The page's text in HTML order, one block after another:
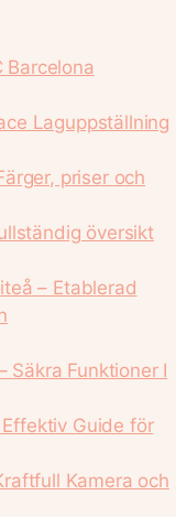
Barcelona
Laguppställning
priser och
översikt
– Etablerad
Säkra Funktioner I
Guide för
Kamera och